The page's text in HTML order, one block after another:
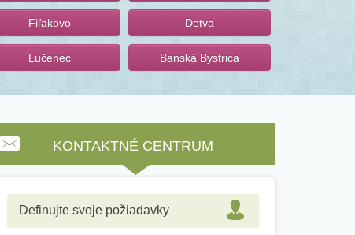
Fiľakovo Detva
Lučenec Banská Bystrica
KONTAKTNÉ CENTRUM
Definujte svoje požiadavky